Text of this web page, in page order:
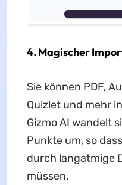
4.Magischer
Sie können PDF,
Quizlet und mehr
Gizmo AI wandelt
Punkte um, so
durch langatmige
müssen.